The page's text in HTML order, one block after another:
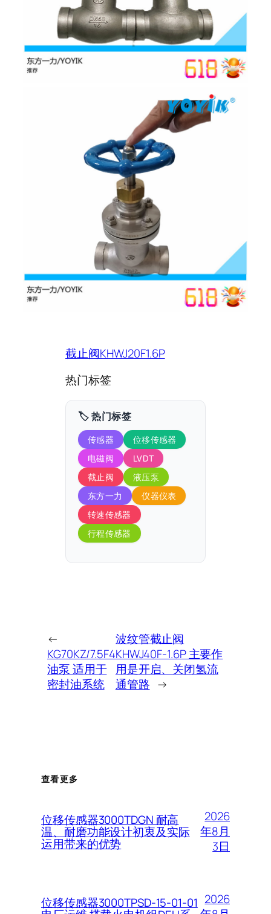
截止阀KHWJ20F1.6P
热门标签
🏷️ 热门标签
传感器
位移传感器
电磁阀
LVDT
截止阀
液压泵
东方一力
仪器仪表
转速传感器
行程传感器
←
KG70KZ/7.5F4
油泵 适用于
密封油系统
波纹管截止阀
KHWJ40F-1.6P 主要作
用是开启、关闭氢流
通管路 →
查看更多
位移传感器3000TDGN 耐高
温、耐磨功能设计初衷及实际
运用带来的优势
2026
年8月
3日
位移传感器3000TPSD-15-01-01 2026